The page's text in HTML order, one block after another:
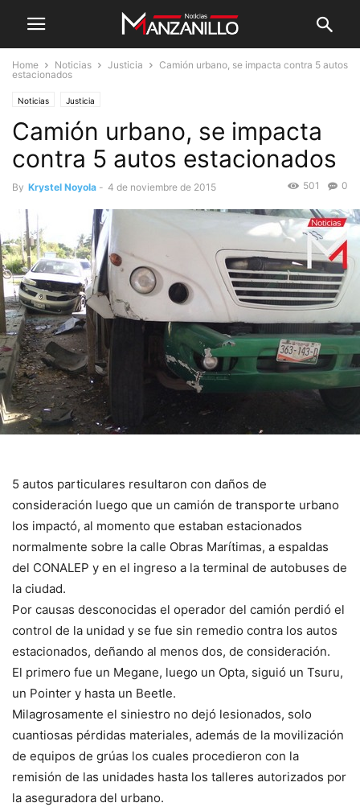
Home Noticias Justicia
Camión urbano, se impacta contra 5 autos
estacionados
Noticias Justicia
Camión urbano, se impacta
contra 5 autos estacionados
By Krystel Noyola - 4 de noviembre de 2015 0
501
5 autos particulares resultaron con daños de
consideración luego que un camión de transporte urbano
los impactó, al momento que estaban estacionados
normalmente sobre la calle Obras Marítimas, a espaldas
del CONALEP y en el ingreso a la terminal de autobuses de
la ciudad.
Por causas desconocidas el operador del camión perdió el
control de la unidad y se fue sin remedio contra los autos
estacionados, deñando al menos dos, de consideración.
El primero fue un Megane, luego un Opta, siguió un Tsuru,
un Pointer y hasta un Beetle.
Milagrosamente el siniestro no dejó lesionados, solo
cuantiosas pérdidas materiales, además de la movilización
de equipos de grúas los cuales procedieron con la
remisión de las unidades hasta los talleres autorizados por
la aseguradora del urbano.